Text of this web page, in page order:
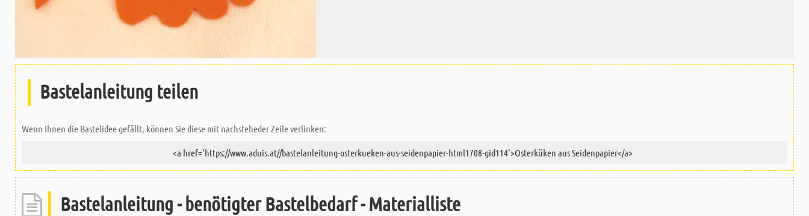
Bastelanleitung teilen
Wenn Ihnen die Bastelidee gefällt, können Sie diese mit nachsteheder Zeile verlinken:
Bastelanleitung - benötigter Bastelbedarf - Materialliste